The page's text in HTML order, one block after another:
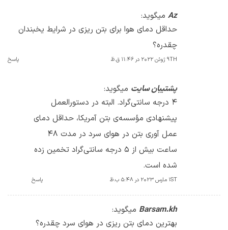
Az میگوید:
حداقل دمای هوا برای بتن ریزی در شرایط یخبندان
چقدره؟
9TH ژوئن 2022 در 11:46 ق.ظ پاسخ
پشتیبان سایت میگوید:
4 درجه سانتی‌گراد. البته در دستورالعمل‌
پیشنهادی مؤسسه‌ی بتن آمریکا، حداقل دمای
عمل آوری بتن در هوای سرد در مدت ۴۸
ساعت بیش از ۵ درجه سانتی‌گراد تخمین زده
شده است.
1ST مارس 2023 در 5:48 ب.ظ پاسخ
Barsam.kh میگوید:
بهترین دمای بتن ریزی در هوای سرد چقدره؟